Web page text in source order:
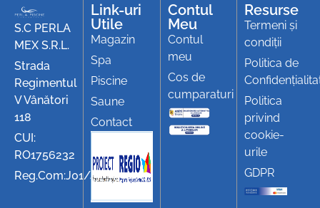
S.C PERLA
MEX S.R.L.
Strada
Regimentul
V Vânători
118
CUI:
RO1756232
Reg.Com:J01/494/1991
Link-uri
Utile
Magazin
Spa
Piscine
Saune
Contact
Contul
Meu
Contul
meu
Cos de
cumparaturi
Resurse
Termeni și
condiții
Politica de
Politica
privind
cookie-
urile
GDPR